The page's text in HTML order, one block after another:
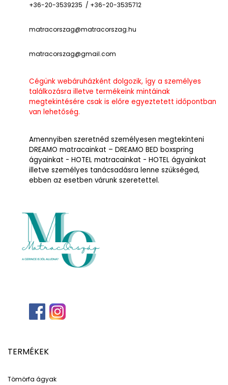
+36-20-3539235 / +36-20-3535712
matracorszag@matracorszag.hu
matracorszag@gmail.com
Cégünk webáruházként dolgozik, így a személyes
találkozásra illetve termékeink mintáinak
megtekintésére csak is előre egyeztetett időpontban
van lehetőség.
Amennyiben szeretnéd személyesen megtekinteni
DREAMO matracainkat – DREAMO BED boxspring
ágyainkat - HOTEL matracainkat - HOTEL ágyainkat
illetve személyes tanácsadásra lenne szükséged,
ebben az esetben várunk szeretettel.
TERMÉKEK
Tömörfa ágyak